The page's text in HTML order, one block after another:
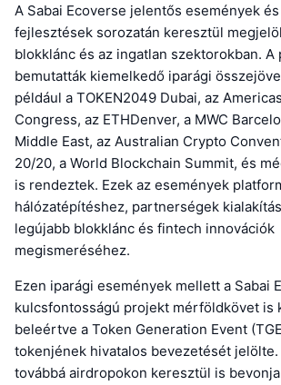
A Sabai Ecoverse jelentős események
fejlesztések sorozatán keresztül
blokklánc és az ingatlan szektorokban. A
bemutatták kiemelkedő iparági
például a TOKEN2049 Dubai, az
Congress, az ETHDenver, a MWC
Middle East, az Australian Crypto
20/20, a World Blockchain Summit, és
is rendeztek. Ezek az események
hálózatépítéshez, partnerségek
legújabb blokklánc és fintech innovációk
megismeréséhez.
Ezen iparági események mellett a Sabai
kulcsfontosságú projekt mérföldkövet is
beleértve a Token Generation Event
tokenjének hivatalos bevezetését
továbbá airdropokon keresztül is